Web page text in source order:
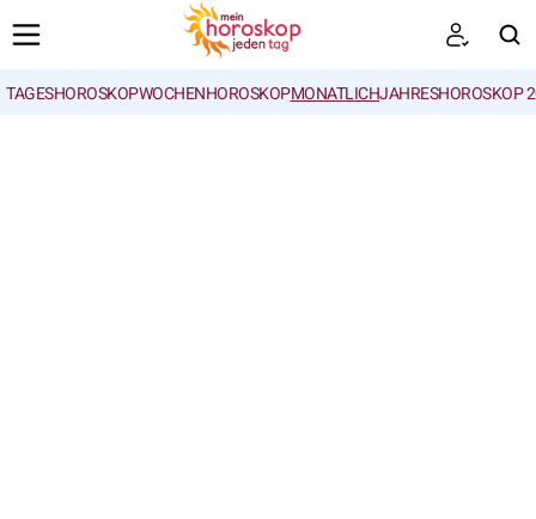
TAGESHOROSKOPWOCHENHOROSKOPMONATLICHJAHRESHOROSKOP